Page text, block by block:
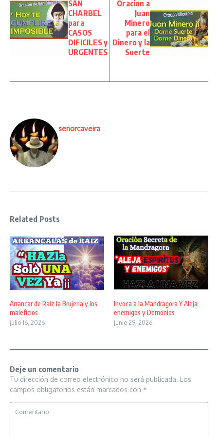
SAN
CHARBEL
para
CASOS
DIFICILES y
URGENTES
Oracion a
Juan
Minero
para el
Dinero y la
Suerte
senorcaveira
Related Posts
Arrancar de Raiz la Brujeria y los
maleficios
julio 16, 2026
Invoca a la Mandragora Y Aleja
enemigos y Demonios
junio 29, 2026
Deje un comentario
Tu dirección de correo electrónico no será publicada. Los
campos obligatorios están marcados con *